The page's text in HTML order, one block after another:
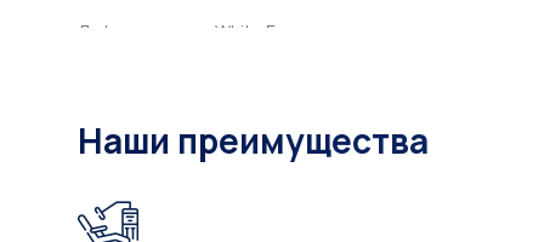
Лифтинг нитями White Ever подходит для
Наши преимущества